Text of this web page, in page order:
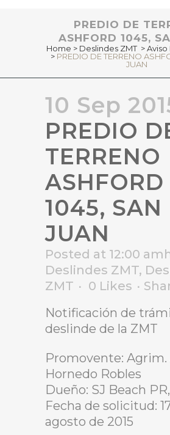
PREDIO DE
ASHFORD 1045,
Home > Deslindes ZMT >Aviso
> PREDIO DE TERRENO
JUAN
10 Sep
PREDIO
TERRENO
ASHFORD
1045, SAN
JUAN
Posted at 12:00
Deslindes ZMT,
ZMT
0 Likes
Notificación de
deslinde de la ZMT
Promovente: Agrim.
Hornedo Robles
Dueño: SJ Beach
Fecha de solicitud:
agosto de 2015